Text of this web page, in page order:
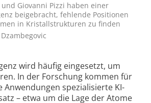
Giovanni Pizzi haben einer
beigebracht, fehlende Positionen
in Kristallstrukturen zu finden
wird häufig eingesetzt, um
In der Forschung kommen für
Anwendungen spezialisierte KI-
– etwa um die Lage der Atome